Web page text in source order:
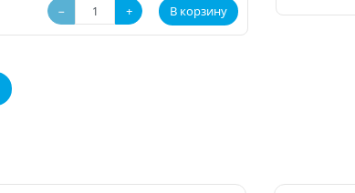
− + В корзину